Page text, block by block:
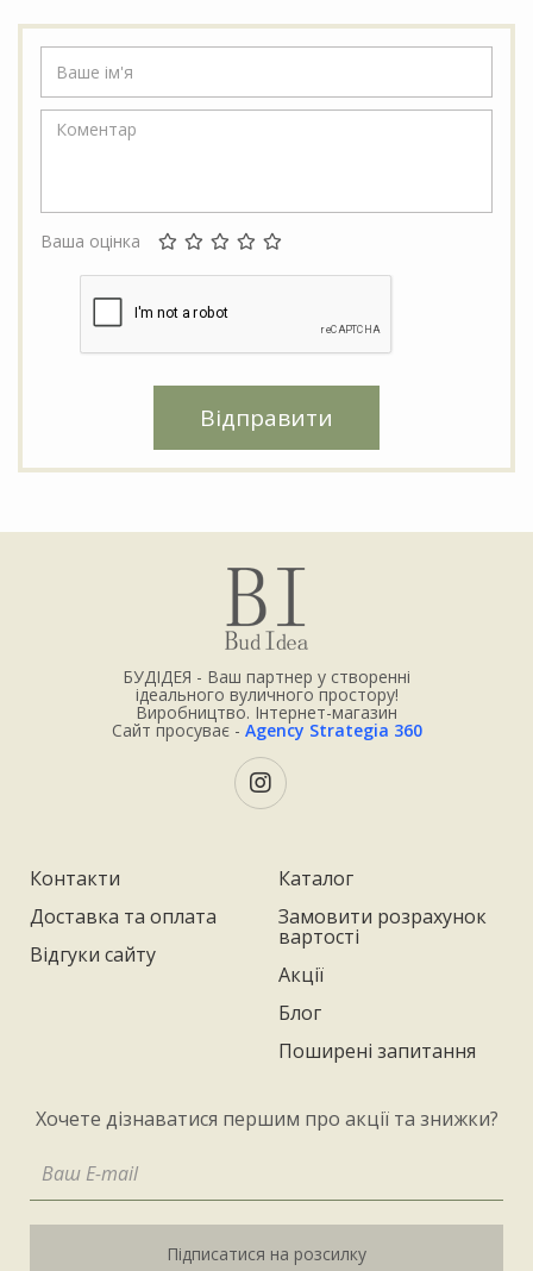
Ваша оцінка
Відправити
БУДІДЕЯ - Ваш партнер у створенні
ідеального вуличного простору!
Виробництво. Інтернет-магазин
Сайт просуває - Agency Strategia 360
Контакти
Доставка та оплата
Відгуки сайту
Каталог
Замовити розрахунок
вартості
Акції
Блог
Поширені запитання
Хочете дізнаватися першим про акції та знижки?
Підписатися на розсилку